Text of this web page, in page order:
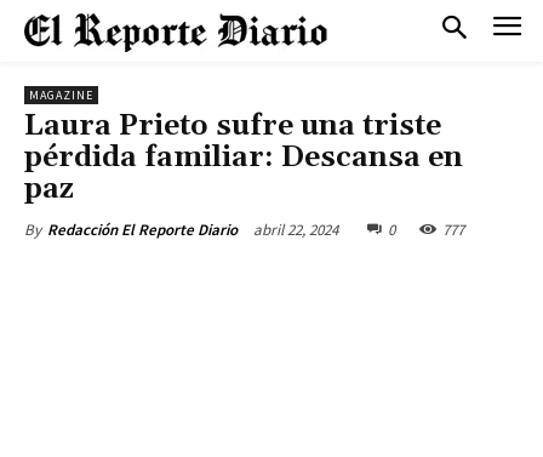
MAGAZINE
Laura Prieto sufre una triste
pérdida familiar: Descansa en
paz
By Redacción El Reporte Diario abril 22, 2024 0 777